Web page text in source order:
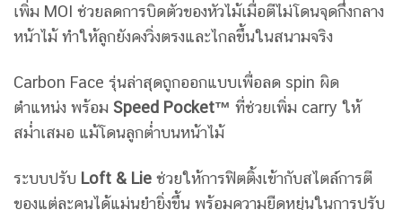
เพิ่ม MOI ช่วยลดการบิดตัวของหัวไม้เมื่อตีไม่โดนจุดกึ่งกลาง
หน้าไม้ ทำให้ลูกยังคงวิ่งตรงและไกลขึ้นในสนามจริง
Carbon Face รุ่นล่าสุดถูกออกแบบเพื่อลด spin ผิด
ตำแหน่ง พร้อม Speed Pocket™ ที่ช่วยเพิ่ม carry ให้
สม่ำเสมอ แม้โดนลูกต่ำบนหน้าไม้
ระบบปรับ Loft & Lie ช่วยให้การฟิตติ้งเข้ากับสไตล์การตี
ของแต่ละคนได้แม่นยำยิ่งขึ้น พร้อมความยืดหยุ่นในการปรับ